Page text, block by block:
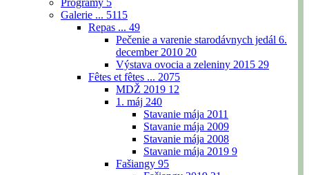
Programy 5
Galerie ... 5115
Repas ... 49
Pečenie a varenie starodávnych jedál 6.
december 2010 20
Výstava ovocia a zeleniny 2015 29
Fêtes et fêtes ... 2075
MDŽ 2019 12
1. máj 240
Stavanie mája 2011
Stavanie mája 2009
Stavanie mája 2008
Stavanie mája 2019 9
Fašiangy 95